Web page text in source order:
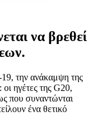
να βρεθεί
την ανάκαμψη της
ηγέτες της G20,
που συναντώνται
ένα θετικό